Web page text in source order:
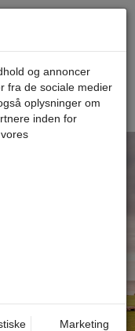
og annoncer
fra de sociale medier
oplysninger om
inden for
Marketing